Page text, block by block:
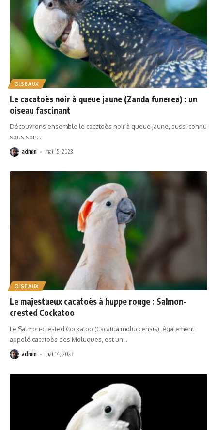
OISEAUX
Le cacatoès noir à queue jaune (Zanda funerea) : un
oiseau fascinant
Découvrons ensemble le cacatoès noir à queue jaune, aussi connu
sous son…
admin mai 15, 2023
OISEAUX
Le majestueux cacatoès à huppe rouge : Salmon-
crested Cockatoo
Le Salmon-crested Cockatoo (Cacatua moluccensis), également
appelé cacatoès des Moluques, est un…
admin mai 14, 2023